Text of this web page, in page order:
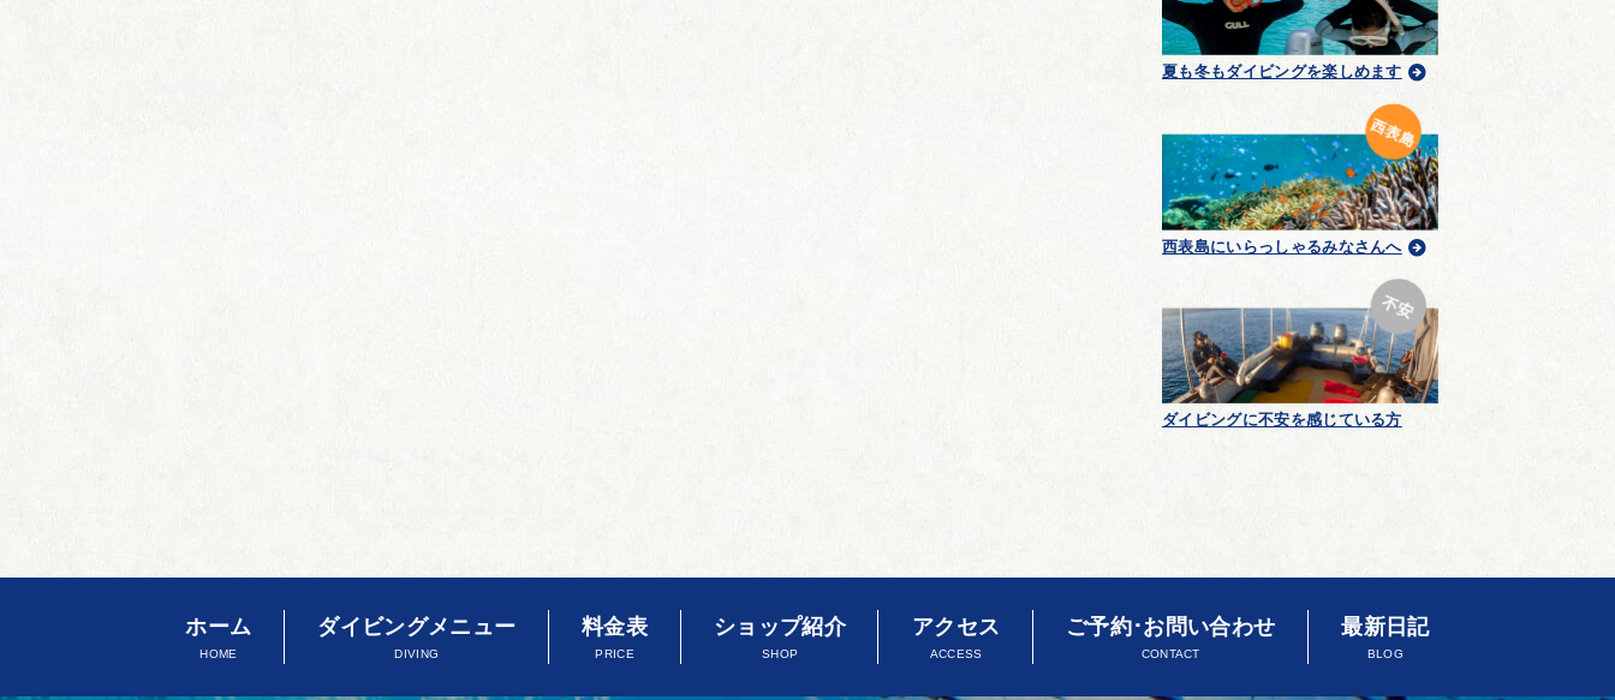
夏も冬もダイビングを楽しめます
西表島にいらっしゃるみなさんへ
ダイビングに不安を感じている方
ホーム
HOME
ダイビングメニュー
DIVING
料金表
PRICE
ショップ紹介
SHOP
アクセス
ACCESS
ご予約･お問い合わせ
CONTACT
最新日記
BLOG